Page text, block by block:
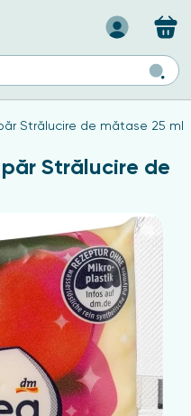
ten mixt
ten gras
Strălucire de mătase 25 ml
Strălucire de